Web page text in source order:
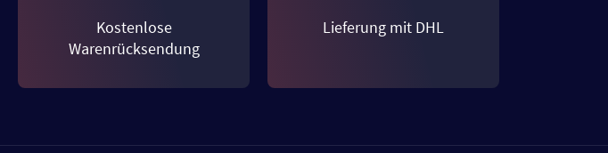
Kostenlose
Warenrücksendung
Lieferung mit DHL